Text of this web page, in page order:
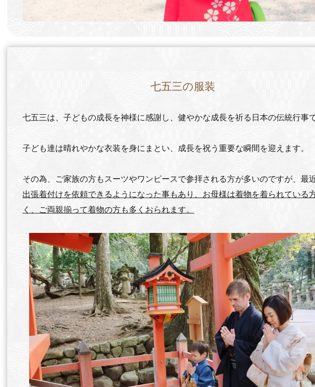
七五三の服装
七五三は、子どもの成長を神様に感謝し、健やかな成長を祈る日本の伝統行事で
子ども達は晴れやかな衣装を身にまとい、成長を祝う重要な瞬間を迎えます。
その為、ご家族の方もスーツやワンピースで参拝される方が多いのですが、最近
出張着付けを依頼できるようになった事もあり、お母様は着物を着られている
く、ご両親揃って着物の方も多くおられます。